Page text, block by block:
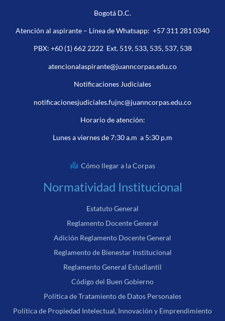
Bogotá D.C.
Atención al aspirante – Línea de Whatsapp: +57 311 281 0340
PBX: +60 (1) 662 2222Ext. 519, 533, 535, 537, 538
atencionalaspirante@juanncorpas.edu.co
Notificaciones Judiciales
notificacionesjudiciales.fujnc@juanncorpas.edu.co
Horario de atención:
Lunes a viernes de 7:30 a.m a 5:30 p.m
Cómo llegar a la Corpas
Normatividad Institucional
Estatuto General
Reglamento Docente General
Adición Reglamento Docente General
Reglamento de Bienestar Institucional
Reglamento General Estudiantil
Código del Buen Gobierno
Política de Tratamiento de Datos Personales
Política de Propiedad Intelectual, Innovación y Emprendimiento